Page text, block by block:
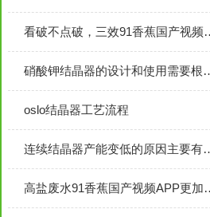
看破不点破，三
硝酸钾结晶器的设计和
oslo结晶器工艺流程
连续结晶器产能
高盐废水91香蕉国产